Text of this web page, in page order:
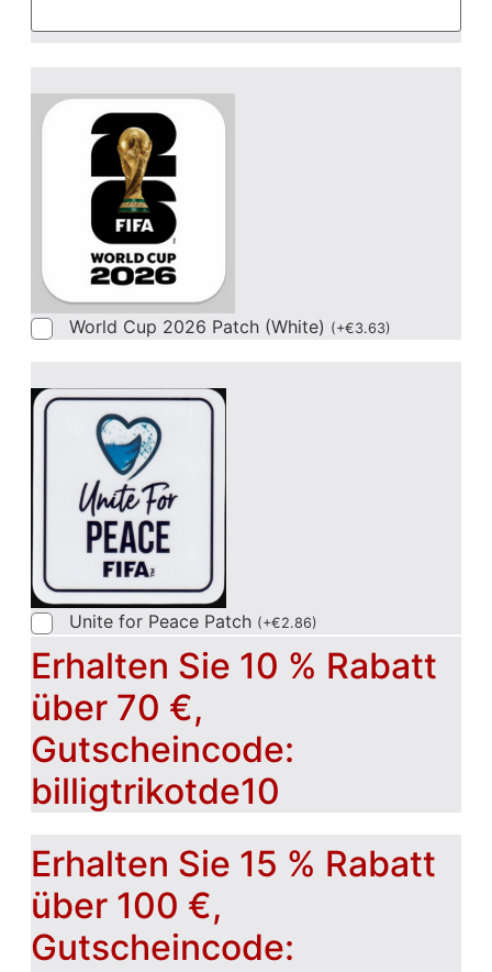
World Cup 2026 Patch (White) (+€3.63)
Unite for Peace Patch (+€2.86)
Erhalten Sie 10 % Rabatt
über 70 €,
Gutscheincode:
billigtrikotde10
Erhalten Sie 15 % Rabatt
über 100 €,
Gutscheincode: